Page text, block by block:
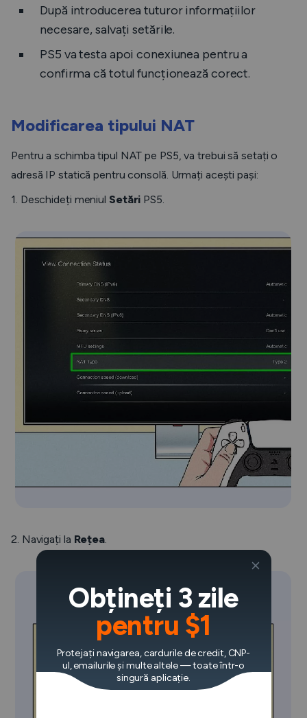
După introducerea tuturor informațiilor
necesare, salvați setările.
PS5 va testa apoi conexiunea pentru a
confirma că totul funcționează corect.
Modificarea tipului NAT
Pentru a schimba tipul NAT pe PS5, va trebui să setați o
adresă IP statică pentru consolă. Urmați acești pași:
1. Deschideți meniul Setări PS5.
2. Navigați la Rețea.
Obțineți 3 zile
pentru $1
Protejați navigarea, cardurile de credit, CNP-
ul, emailurile și multe altele — toate într-o
singură aplicație.